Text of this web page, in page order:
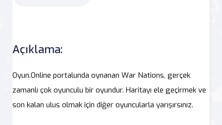
Açıklama:
Oyun.Online portalunda oynanan War Nations, gerçek
zamanlı çok oyunculu bir oyundur. Haritayı ele geçirmek ve
son kalan ulus olmak için diğer oyuncularla yarışırsınız.